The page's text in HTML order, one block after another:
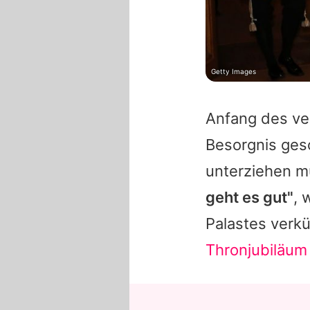
Anfang des
Besorgnis
unterziehen
geht es gut",
Palastes
Thronjubiläum
Getty Images